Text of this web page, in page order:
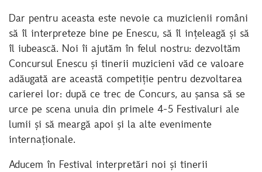
Dar pentru aceasta este nevoie ca muzicienii români
să îl interpreteze bine pe Enescu, să îl ințeleagă și să
îl iubească. Noi îi ajutăm în felul nostru: dezvoltăm
Concursul Enescu și tinerii muzicieni văd ce valoare
adăugată are această competiție pentru dezvoltarea
carierei lor: după ce trec de Concurs, au șansa să se
urce pe scena unuia din primele 4-5 Festivaluri ale
lumii și să meargă apoi și la alte evenimente
internaționale.
Aducem în Festival interpretări noi și tinerii